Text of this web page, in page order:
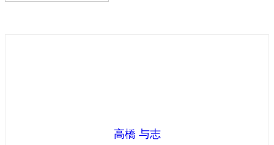
高橋 与志